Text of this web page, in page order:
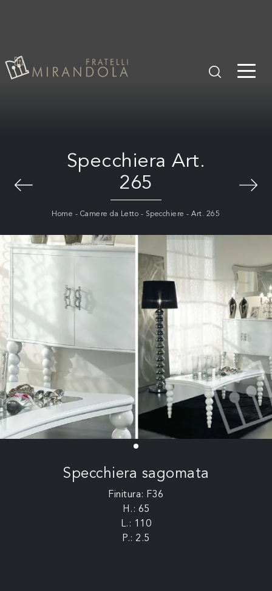
Specchiera Art.
265
Home - Camere da Letto - Specchiere -Art. 265
Specchiera sagomata
Finitura: F36
H.: 65
L.: 110
P.: 2.5